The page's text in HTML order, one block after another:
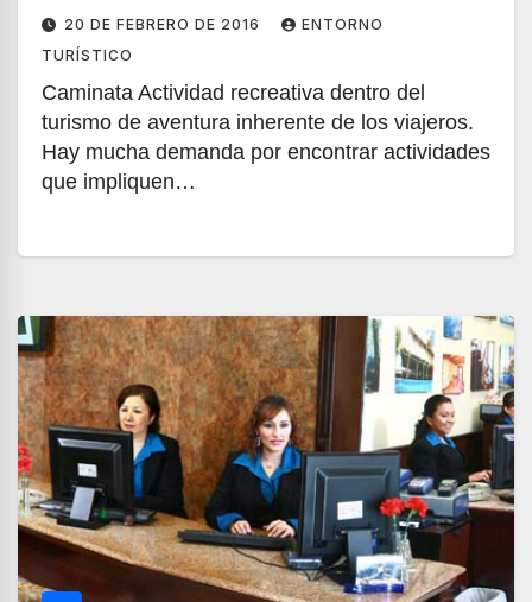
20 DE FEBRERO DE 2016
ENTORNO
TURÍSTICO
Caminata Actividad recreativa dentro del
turismo de aventura inherente de los viajeros.
Hay mucha demanda por encontrar actividades
que impliquen…